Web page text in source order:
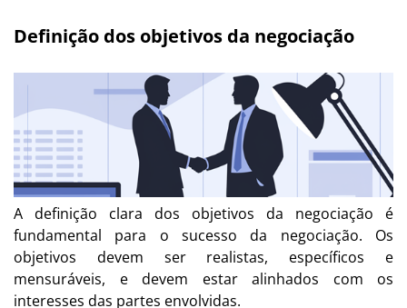
Definição dos objetivos da negociação
A definição clara dos objetivos da negociação é
fundamental para o sucesso da negociação. Os
objetivos devem ser realistas, específicos e
mensuráveis, e devem estar alinhados com os
interesses das partes envolvidas.